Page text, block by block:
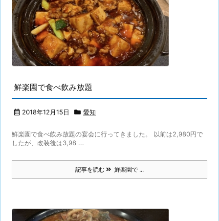
鮮楽園で食べ飲み放題
2018年12月15日 愛知
鮮楽園で食べ飲み放題の宴会に行ってきました。 以前は2,980円で
したが、改装後は3,98 ...
記事を読む 鮮楽園で ...